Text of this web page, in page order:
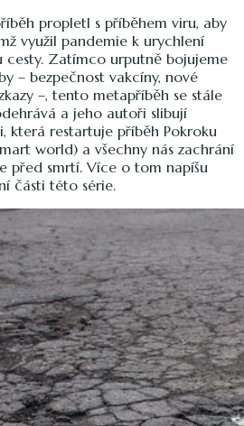
propletl s příběhem viru, aby
využil pandemie k urychlení
cesty. Zatímco urputně bojujeme
– bezpečnost vakcíny, nové
–, tento metapříběh se stále
a jeho autoři slibují
která restartuje příběh Pokroku
world) a všechny nás zachrání
před smrtí. Více o tom napíšu
části této série.